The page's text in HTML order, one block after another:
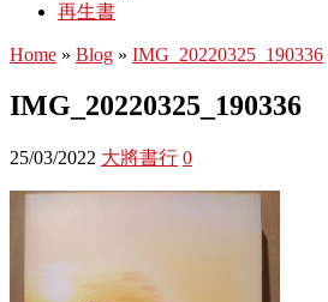
再生書
Home » Blog » IMG_20220325_190336
IMG_20220325_190336
25/03/2022 大將書行 0